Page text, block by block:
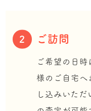
2 ご訪問
ご希望の日
様のご自宅へ
し込みいた